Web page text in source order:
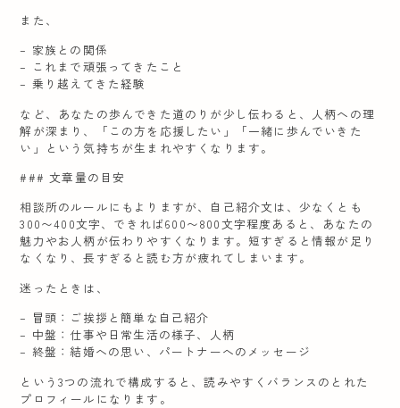
また、
– 家族との関係
– これまで頑張ってきたこと
– 乗り越えてきた経験
など、あなたの歩んできた道のりが少し伝わると、人柄への理
解が深まり、「この方を応援したい」「一緒に歩んでいきた
い」という気持ちが生まれやすくなります。
### 文章量の目安
相談所のルールにもよりますが、自己紹介文は、少なくとも
300〜400文字、できれば600〜800文字程度あると、あなたの
魅力やお人柄が伝わりやすくなります。短すぎると情報が足り
なくなり、長すぎると読む方が疲れてしまいます。
迷ったときは、
– 冒頭：ご挨拶と簡単な自己紹介
– 中盤：仕事や日常生活の様子、人柄
– 終盤：結婚への思い、パートナーへのメッセージ
という3つの流れで構成すると、読みやすくバランスのとれた
プロフィールになります。